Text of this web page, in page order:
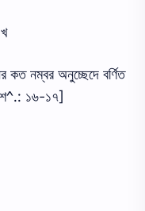
কত নম্বর অনুচ্ছেদে বর্ণিত
১৬-১৭]